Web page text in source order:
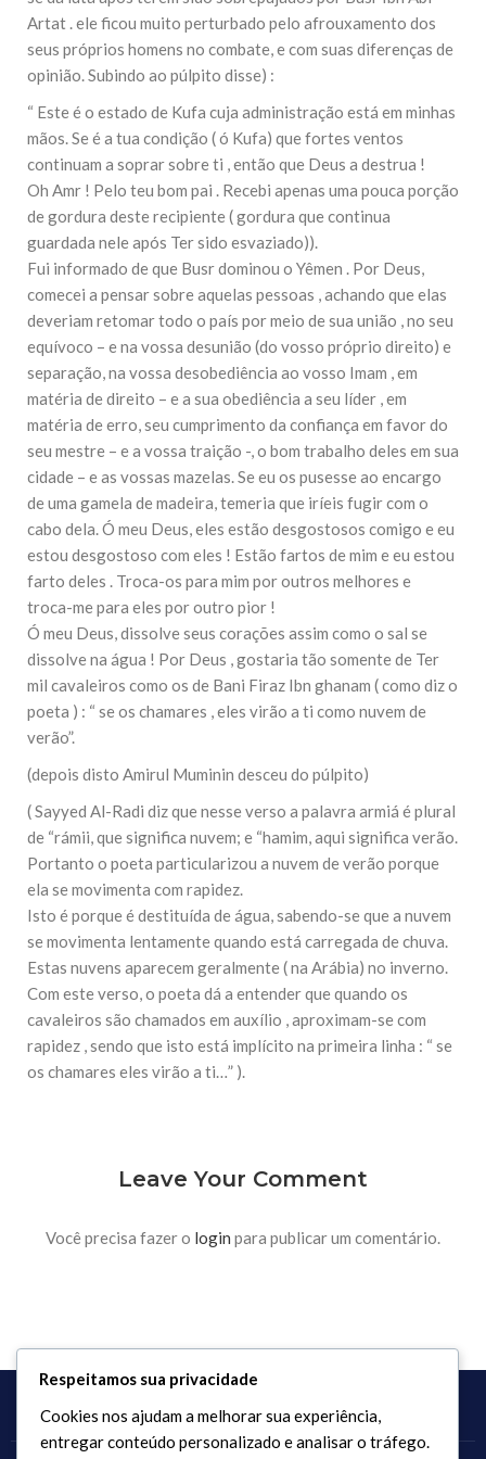
Falecimento do Imam Ali Ibn Al-Hussein
(A.S.)
Em nome de Deus, o Clemente, o Misericordioso! Diante da
muçulmanos, o Imam Ali Ibn Al-Hussein Ibn Ali Ibn Abi Táleb
(A.S.), conhecido por “Zein Al-Ábidin” (Formosura
3 DE JULHO DE 2014
Centro Islâmico no Brasil recebe o ex-
ministro das Relações Exteriores da
República Islâmica do Irã
Na noite da quinta-feira, 03 de Abril, o Centro Islâmico no
Brasil recebeu em sua sede, em São Paulo, o ex-ministro das
Relações Exteriores da República Islâmica do Irã, Sr. Kamal
Kharrazi, que encontra-se visitando
Artat . ele ficou muito perturbado pelo afrouxamento dos
seus próprios homens no combate, e com suas diferenças de
opinião. Subindo ao púlpito disse) :
“ Este é o estado de Kufa cuja administração está em minhas
mãos. Se é a tua condição ( ó Kufa) que fortes ventos
continuam a soprar sobre ti , então que Deus a destrua !
Oh Amr ! Pelo teu bom pai . Recebi apenas uma pouca porção
de gordura deste recipiente ( gordura que continua
guardada nele após Ter sido esvaziado)).
Fui informado de que Busr dominou o Yêmen . Por Deus,
comecei a pensar sobre aquelas pessoas , achando que elas
deveriam retomar todo o país por meio de sua união , no seu
equívoco – e na vossa desunião (do vosso próprio direito) e
separação, na vossa desobediência ao vosso Imam , em
matéria de direito – e a sua obediência a seu líder , em
matéria de erro, seu cumprimento da confiança em favor do
seu mestre – e a vossa traição -, o bom trabalho deles em sua
cidade – e as vossas mazelas. Se eu os pusesse ao encargo
de uma gamela de madeira, temeria que iríeis fugir com o
cabo dela. Ó meu Deus, eles estão desgostosos comigo e eu
estou desgostoso com eles ! Estão fartos de mim e eu estou
farto deles . Troca-os para mim por outros melhores e
troca-me para eles por outro pior !
Ó meu Deus, dissolve seus corações assim como o sal se
dissolve na água ! Por Deus , gostaria tão somente de Ter
mil cavaleiros como os de Bani Firaz Ibn ghanam ( como diz o
poeta ) : “ se os chamares , eles virão a ti como nuvem de
verão”.
(depois disto Amirul Muminin desceu do púlpito)
( Sayyed Al-Radi diz que nesse verso a palavra armiá é plural
de “rámii, que significa nuvem; e “hamim, aqui significa verão.
Portanto o poeta particularizou a nuvem de verão porque
ela se movimenta com rapidez.
Isto é porque é destituída de água, sabendo-se que a nuvem
se movimenta lentamente quando está carregada de chuva.
Estas nuvens aparecem geralmente ( na Arábia) no inverno.
Com este verso, o poeta dá a entender que quando os
cavaleiros são chamados em auxílio , aproximam-se com
rapidez , sendo que isto está implícito na primeira linha : “ se
os chamares eles virão a ti…” ).
Leave Your Comment
Você precisa fazer o login para publicar um comentário.
Respeitamos sua privacidade
Cookies nos ajudam a melhorar sua experiência,
entregar conteúdo personalizado e analisar o tráfego.